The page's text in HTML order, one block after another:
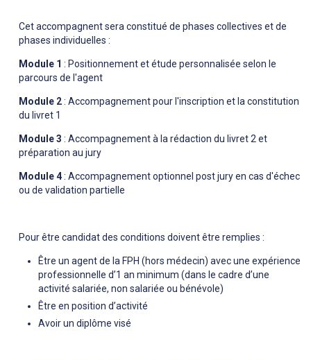
Cet accompagnent sera constitué de phases collectives et de
phases individuelles :
Module 1 : Positionnement et étude personnalisée selon le
parcours de l'agent
Module 2: Accompagnement pour l'inscription et la constitution
du livret 1
Module 3 : Accompagnement à la rédaction du livret 2 et
préparation au jury
Module 4: Accompagnement optionnel post jury en cas d'échec
ou de validation partielle
Pour être candidat des conditions doivent être remplies :
Être un agent de la FPH (hors médecin) avec une expérience
professionnelle d’1 an minimum (dans le cadre d’une
activité salariée, non salariée ou bénévole)
Être en position d’activité
Avoir un diplôme visé